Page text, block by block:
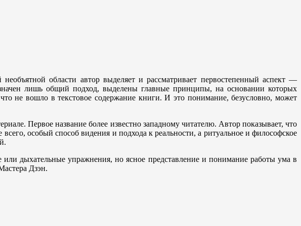
области автор выделяет и рассматривает первостепенный аспект —
лишь общий подход, выделены главные принципы, на основании которых
не вошло в текстовое содержание книги. И это понимание, безусловно, может
Первое название более известно западному читателю. Автор показывает, что
особый способ видения и подхода к реальности, а ритуальное и философское
или дыхательные упражнения, но ясное представление и понимание работы ума в
Дзэн.